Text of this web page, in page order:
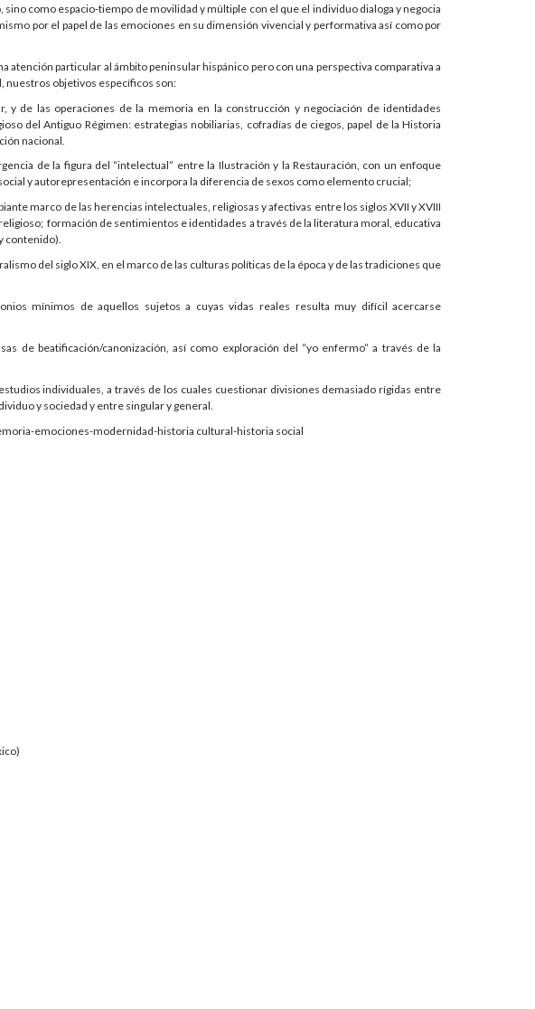
como espacio-tiempo de movilidad y múltiple con el que el individuo dialoga y negocia
por el papel de las emociones en su dimensión vivencial y performativa así como por
atención particular al ámbito peninsular hispánico pero con una perspectiva comparativa a
nuestros objetivos específicos son:
y de las operaciones de la memoria en la construcción y negociación de identidades
del Antiguo Régimen: estrategias nobiliarias, cofradías de ciegos, papel de la Historia
nacional.
de la figura del “intelectual” entre la Ilustración y la Restauración, con un enfoque
y autorepresentación e incorpora la diferencia de sexos como elemento crucial;
marco de las herencias intelectuales, religiosas y afectivas entre los siglos XVII y XVIII
formación de sentimientos e identidades a través de la literatura moral, educativa
contenido).
del siglo XIX, en el marco de las culturas políticas de la época y de las tradiciones que
mínimos de aquellos sujetos a cuyas vidas reales resulta muy difícil acercarse
de beatificación/canonización, así como exploración del “yo enfermo” a través de la
individuales, a través de los cuales cuestionar divisiones demasiado rígidas entre
y sociedad y entre singular y general.
emociones-modernidad-historia cultural-historia social